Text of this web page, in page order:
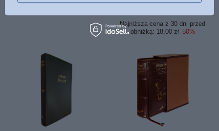
9,00 zł
Najniższa cena z 30 dni przed
obniżką:18,00 zł -50%